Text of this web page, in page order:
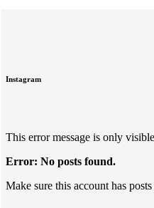
Instagram
This error message is only
Error: No posts found.
Make sure this account has